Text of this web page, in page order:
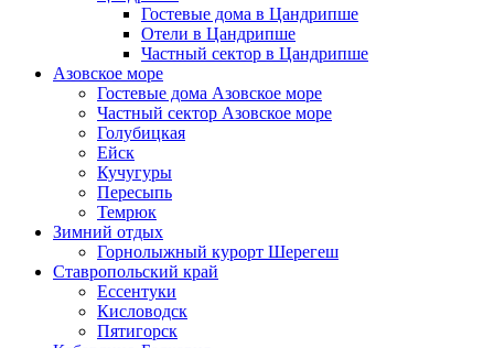
Гостевые дома в Цандрипше
Отели в Цандрипше
Частный сектор в Цандрипше
Азовское море
Гостевые дома Азовское море
Частный сектор Азовское море
Голубицкая
Ейск
Кучугуры
Пересыпь
Темрюк
Зимний отдых
Горнолыжный курорт Шерегеш
Ставропольский край
Ессентуки
Кисловодск
Пятигорск